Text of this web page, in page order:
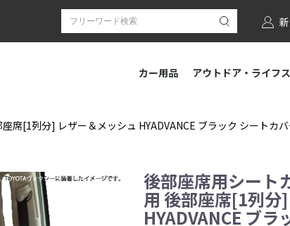
カー用品 アウトドア・ライフ
席[1列分] レザー＆メッシュ HYADVANCE ブラック シートカ
後部座席用シート
用 後部座席[1列分
HYADVANCE ブ